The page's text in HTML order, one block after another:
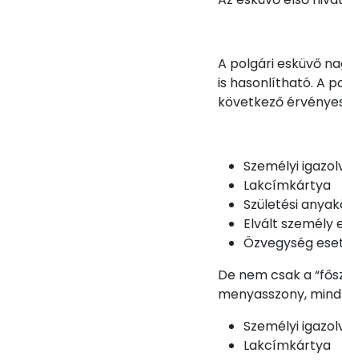
A polgári esküvő
is hasonlítható. A
következő
Személyi
Lakcímkártya
Születési
Elvált személy
Özvegység
De nem csak a
menyasszony,
Személyi
Lakcímkártya